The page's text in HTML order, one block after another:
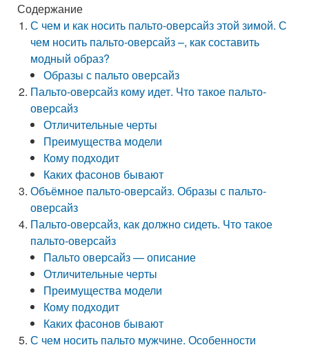
Содержание
С чем и как носить пальто-оверсайз этой зимой. С
чем носить пальто-оверсайз –, как составить
модный образ?
Образы с пальто оверсайз
Пальто-оверсайз кому идет. Что такое пальто-
оверсайз
Отличительные черты
Преимущества модели
Кому подходит
Каких фасонов бывают
Объёмное пальто-оверсайз. Образы с пальто-
оверсайз
Пальто-оверсайз, как должно сидеть. Что такое
пальто-оверсайз
Пальто оверсайз — описание
Отличительные черты
Преимущества модели
Кому подходит
Каких фасонов бывают
С чем носить пальто мужчине. Особенности